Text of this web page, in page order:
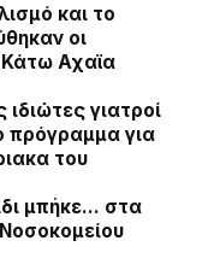
και το
οι
Κάτω Αχαϊα
γιατροί
πρόγραμμα για
του
μπήκε… στα